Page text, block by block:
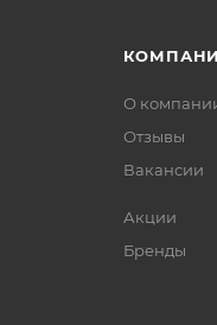
О
Отзывы
Вакансии
Акции
Бренды